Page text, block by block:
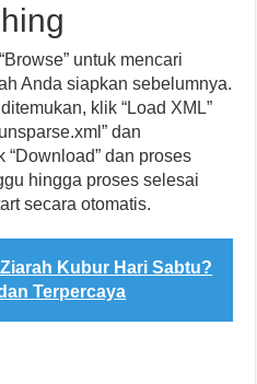
untuk mencari
Anda siapkan sebelumnya.
klik “Load XML”
dan
“Download” dan proses
hingga proses selesai
secara otomatis.
Kubur Hari Sabtu?
Terpercaya